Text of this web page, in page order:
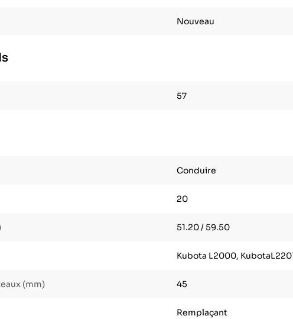
Nouveau
57
Conduire
20
51.20 / 59.50
Kubota L2000,
(mm) 45
Remplaçant